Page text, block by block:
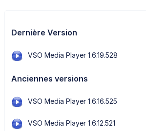
Dernière Version
VSO Media Player 1.6.19.528
Anciennes versions
VSO Media Player 1.6.16.525
VSO Media Player 1.6.12.521